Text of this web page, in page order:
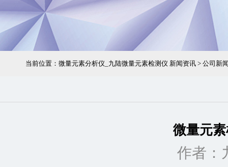
当前位置： 微量元素分析仪_九陆微量元素检测仪 新闻资讯 > 公司新
微量元
作者：